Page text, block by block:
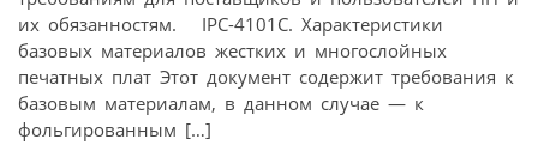
их обязанностям. IPC-4101C. Характеристики
базовых материалов жестких и многослойных
печатных плат Этот документ содержит требования к
базовым материалам, в данном случае — к
фольгированным […]